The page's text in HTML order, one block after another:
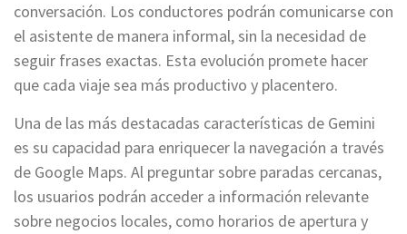
conversación. Los conductores podrán comunicarse con
el asistente de manera informal, sin la necesidad de
seguir frases exactas. Esta evolución promete hacer
que cada viaje sea más productivo y placentero.
Una de las más destacadas características de Gemini
es su capacidad para enriquecer la navegación a través
de Google Maps. Al preguntar sobre paradas cercanas,
los usuarios podrán acceder a información relevante
sobre negocios locales, como horarios de apertura y